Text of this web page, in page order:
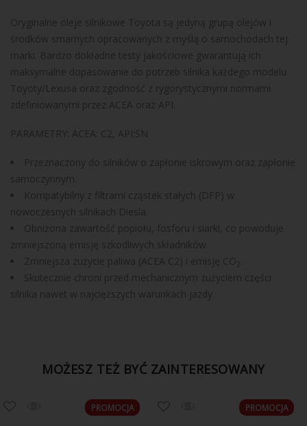
Oryginalne oleje silnikowe Toyota są jedyną grupą olejów i
środków smarnych opracowanych z myślą o samochodach tej
marki. Bardzo dokładne testy jakościowe gwarantują ich
maksymalne dopasowanie do potrzeb silnika każdego modelu
Toyoty/Lexusa oraz zgodność z rygorystycznymi normami
zdefiniowanymi przez ACEA oraz API.
PARAMETRY: ACEA: C2, API:SN
Przeznaczony do silników o zapłonie iskrowym oraz zapłonie
samoczynnym.
Kompatybilny z filtrami cząstek stałych (DFP) w
nowoczesnych silnikach Diesla.
Obniżona zawartość popiołu, fosforu i siarki, co powoduje
zmniejszoną emisję szkodliwych składników.
Zmniejsza zużycie paliwa (ACEA C2) i emisję CO
Skutecznie chroni przed mechanicznym zużyciem części
silnika nawet w najcięższych warunkach jazdy.
MOŻESZ TEŻ BYĆ ZAINTERESOWANY
PROMOCJA PROMOCJA